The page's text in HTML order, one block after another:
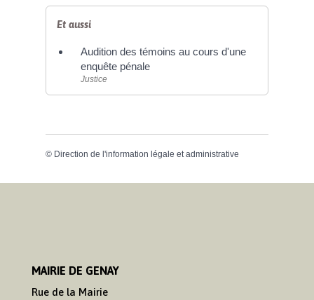
Et aussi
Audition des témoins au cours d'une
enquête pénale
Justice
© Direction de l'information légale et administrative
MAIRIE DE GENAY
Rue de la Mairie